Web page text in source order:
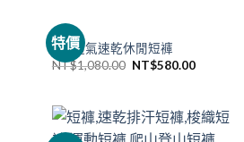
特價
NIKE
NK 透氣速乾休閒短褲
NT$1,080.00 NT$580.00